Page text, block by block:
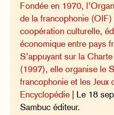
Fondée en 1970,
de la francophonie
coopération culturelle,
économique entre pays
S’appuyant sur la
(1997), elle organise le
francophonie et les Jeux
Encyclopédie | Le 18
Sambuc éditeur.